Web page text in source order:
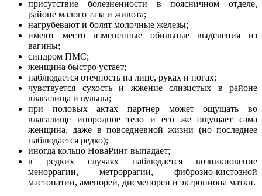
присутствие болезненности в поясничном отделе,
районе малого таза и живота;
нагрубевают и болят молочные железы;
имеют место измененные обильные выделения из
вагины;
синдром ПМС;
женщина быстро устает;
наблюдается отечность на лице, руках и ногах;
чувствуется сухость и жжение слизистых в районе
влагалища и вульвы;
при половых актах партнер может ощущать во
влагалище инородное тело и его же ощущает сама
женщина, даже в повседневной жизни (но последнее
наблюдается редко);
иногда кольцо НоваРинг выпадает;
в редких случаях наблюдается возникновение
меноррагии, метроррагии, фиброзно-кистозной
мастопатии, аменореи, дисменореи и эктропиона матки.